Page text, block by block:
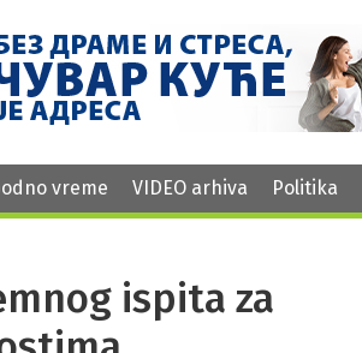
vreme VIDEO arhiva Politika
ispita za